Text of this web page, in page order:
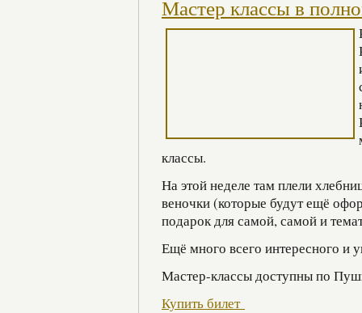
Мастер классы в
классы.
На этой неделе там плели
веночки (которые будут ещё
подарок для самой, самой и
Ещё много всего интересного и
Мастер-классы доступны по
Купить билет